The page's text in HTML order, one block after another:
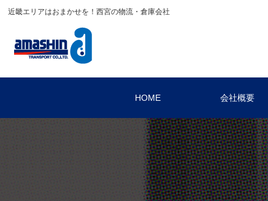
近畿エリアはおまかせを！西宮の物流・倉庫会社
HOME 会社概要